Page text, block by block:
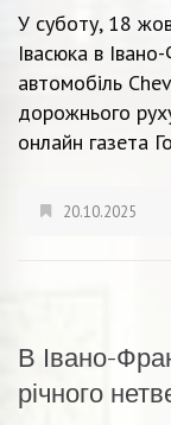
У суботу, 18
Івасюка в
автомобіль
дорожнього
онлайн газета
20.10.2025
В Івано-
річного